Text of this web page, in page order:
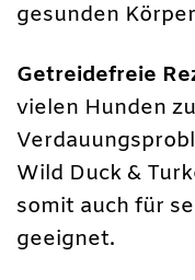
gesunden
Getreidefreie
vielen Hunden
Wild Duck &
somit auch für
geeignet.